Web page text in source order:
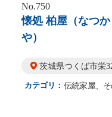
No.750
懐処 柏屋（なつ
や）
茨城県つくば市栄
カテゴリ： 伝統家屋、